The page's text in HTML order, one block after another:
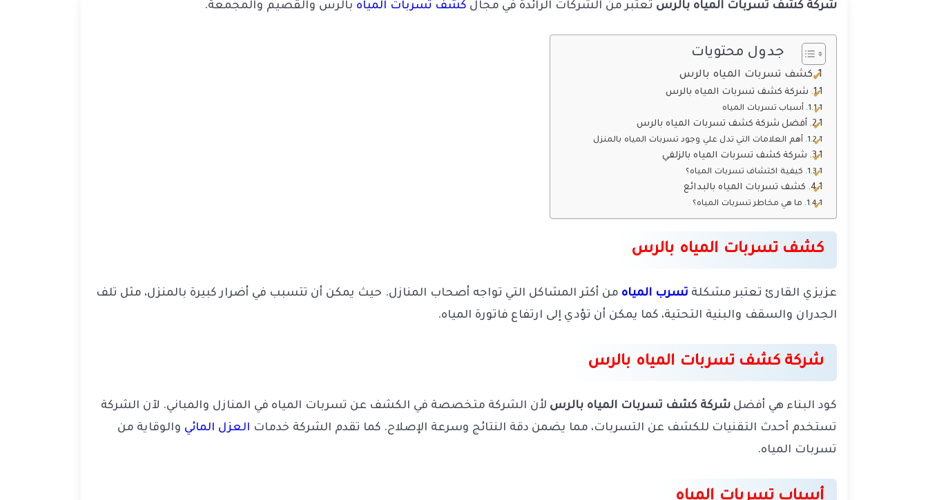
شركة كشف تسربات المياه بالرس تعتبر من الشركات الرائدة في مجال كشف تسربات المياه بالرس والقصيم والمجمعة.
جدول محتويات
كشف تسربات المياه بالرس
شركة كشف تسربات المياه بالرس
أسباب تسربات المياه
أفضل شركة كشف تسربات المياه بالرس
أهم العلامات التي تدل علي وجود تسربات المياه بالمنزل
شركة كشف تسربات المياه بالزلفي
كيفية اكتشاف تسربات المياه؟
كشف تسربات المياه بالبدائع
ما هي مخاطر تسربات المياه؟
كشف تسربات المياه بالرس
عزيزي القارئ تعتبر مشكلة تسرب المياه من أكثر المشاكل التي تواجه أصحاب المنازل. حيث يمكن أن تتسبب في أضرار كبيرة بالمنزل، مثل تلف
الجدران والسقف والبنية التحتية، كما يمكن أن تؤدي إلى ارتفاع فاتورة المياه.
شركة كشف تسربات المياه بالرس
كود البناء هي أفضل شركة كشف تسربات المياه بالرس لأن الشركة متخصصة في الكشف عن تسربات المياه في المنازل والمباني. لآن الشركة
تستخدم أحدث التقنيات للكشف عن التسربات، مما يضمن دقة النتائج وسرعة الإصلاح. كما تقدم الشركة خدمات العزل المائي والوقاية من
تسربات المياه.